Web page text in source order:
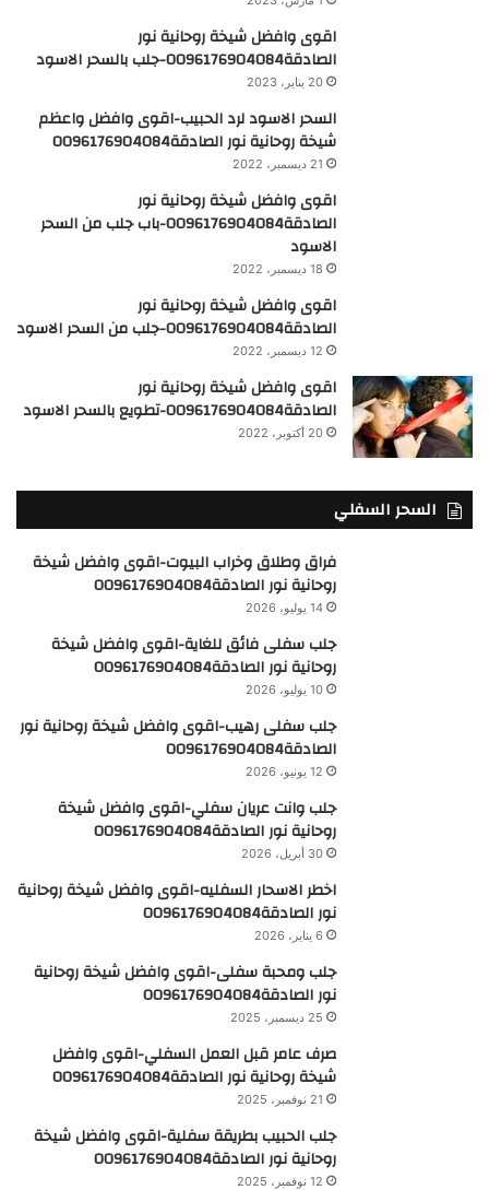
اقوى وافضل شيخة روحانية نور
الصادقة0096176904084-جلب بالسحر الاسود
20 يناير، 2023
السحر الاسود لرد الحبيب-اقوى وافضل واعظم
شيخة روحانية نور الصادقة0096176904084
21 ديسمبر، 2022
اقوى وافضل شيخة روحانية نور
الصادقة0096176904084-باب جلب من السحر
الاسود
18 ديسمبر، 2022
اقوى وافضل شيخة روحانية نور
الصادقة0096176904084-جلب من السحر الاسود
12 ديسمبر، 2022
اقوى وافضل شيخة روحانية نور
الصادقة0096176904084-تطويع بالسحر الاسود
20 أكتوبر، 2022
السحر السفلي
فراق وطلاق وخراب البيوت-اقوى وافضل شيخة
روحانية نور الصادقة0096176904084
14 يوليو، 2026
جلب سفلى فائق للغاية-اقوى وافضل شيخة
روحانية نور الصادقة0096176904084
10 يوليو، 2026
جلب سفلى رهيب-اقوى وافضل شيخة روحانية نور
الصادقة0096176904084
12 يونيو، 2026
جلب وانت عريان سفلي-اقوى وافضل شيخة
روحانية نور الصادقة0096176904084
30 أبريل، 2026
اخطر الاسحار السفليه-اقوى وافضل شيخة روحانية
نور الصادقة0096176904084
6 يناير، 2026
جلب ومحبة سفلى-اقوى وافضل شيخة روحانية
نور الصادقة0096176904084
25 ديسمبر، 2025
صرف عامر قبل العمل السفلي-اقوى وافضل
شيخة روحانية نور الصادقة0096176904084
21 نوفمبر، 2025
جلب الحبيب بطريقة سفلية-اقوى وافضل شيخة
روحانية نور الصادقة0096176904084
12 نوفمبر، 2025